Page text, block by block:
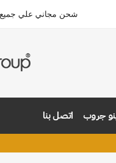
شحن مجاني علي
جروب اتصل بنا